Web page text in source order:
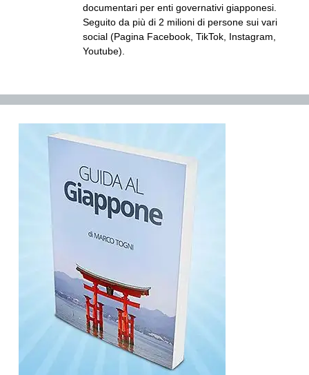
documentari per enti governativi giapponesi.
Seguito da più di 2 milioni di persone sui vari
social (Pagina Facebook, TikTok, Instagram,
Youtube).